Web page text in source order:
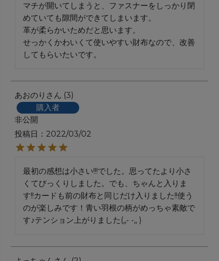
マチが開いてしまうと、ファスナーをしっかり閉
めていても隙間ができてしまいます。
革が柔らかいためだと思います。
せっかくかわいくて使いやすい財布なので、改善
あおのり
3
購入者
非公開
投稿日
2022/03/02
最初の感想は小さい!!!でした。思ってたより小さ
くてびっくりしました。でも、ちゃんと入りま
す!!カードも前の財布と同じだけ入りました!!使う
のが楽しみです！青い羽根の柄がめっちゃ素敵で
す♪テンション上がりました(,,- -,, )